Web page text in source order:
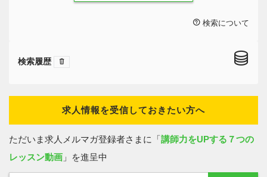
検索について
検索履歴
求人情報を受信しておきたい方へ
ただいま求人メルマガ登録者さまに「 講師力をUPする７つの
レッスン動画 」を進呈中